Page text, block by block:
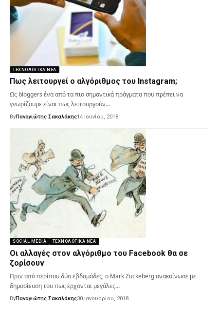
ΤΕΧΝΟΛΟΓΙΚΆ ΝΈΑ
Πως λειτουργεί ο αλγόριθμος του Instagram;
Ως bloggers ένα από τα πιο σημαντικά πράγματα που πρέπει να
γνωρίζουμε είναι πως λειτουργούν…
ByΠαναγιώτης Σακαλάκης14 Ιουνίου, 2018
SOCIAL MEDIA ΤΕΧΝΟΛΟΓΙΚΆ ΝΈΑ
Οι αλλαγές στον αλγόριθμο του Facebook θα σε
ζορίσουν
Πριν από περίπου δύο εβδομάδες, ο Mark Zuckeberg ανακοίνωσε με
δημοσίευση του πως έρχονται μεγάλες…
ByΠαναγιώτης Σακαλάκης30 Ιανουαρίου, 2018